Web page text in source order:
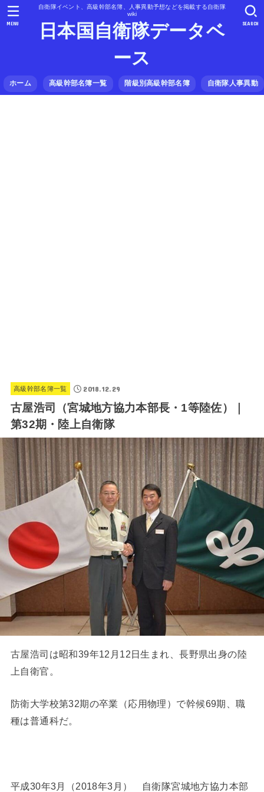
自衛隊イベント、高級幹部名簿、人事異動予想などを掲載する自衛隊
wiki
日本国自衛隊データベ
ース
ホーム 高級幹部名簿一覧 階級別高級幹部名簿 自衛隊人事異動
SEARCH
MENU
高級幹部名簿一覧 2018.12.29
古屋浩司（宮城地方協力本部長・1等陸佐）｜
第32期・陸上自衛隊
古屋浩司は昭和39年12月12日生まれ、長野県出身の陸
上自衛官。
防衛大学校第32期の卒業（応用物理）で幹候69期、職
種は普通科だ。
平成30年3月（2018年3月） 自衛隊宮城地方協力本部